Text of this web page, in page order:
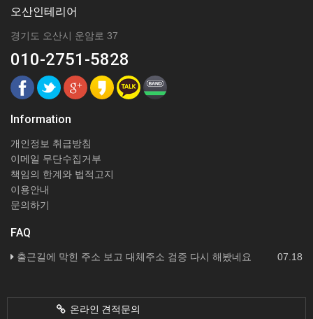
오산인테리어
경기도 오산시 운암로 37
010-2751-5828
Information
개인정보 취급방침
이메일 무단수집거부
책임의 한계와 법적고지
이용안내
문의하기
FAQ
07.18
출근길에 막힌 주소 보고 대체주소 검증 다시 해봤네요
온라인 견적문의